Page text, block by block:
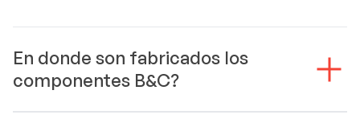
En donde son fabricados los
componentes B&C?